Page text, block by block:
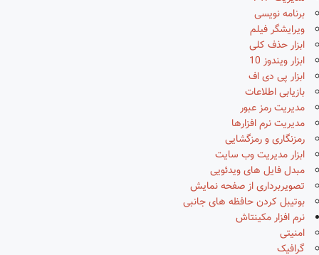
برنامه نویسی
ویرایشگر فیلم
ابزار حذف کلی
ابزار ویندوز 10
ابزار پی دی اف
بازیابی اطلاعات
مدیریت رمز عبور
مدیریت نرم افزارها
رمزنگاری و رمزگشایی
ابزار مدیریت وب سایت
مبدل فایل های ویدئویی
تصویربرداری از صفحه نمایش
بوتیبل کردن حافظه های جانبی
نرم افزار مکینتاش
امنیتی
گرافیک